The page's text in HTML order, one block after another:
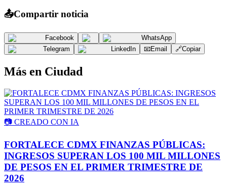
📤Compartir noticia
Facebook
WhatsApp
Telegram
LinkedIn 📧Email 🔗Copiar
Más en Ciudad
📷 CREADO CON IA
FORTALECE CDMX FINANZAS PÚBLICAS:
INGRESOS SUPERAN LOS 100 MIL MILLONES
DE PESOS EN EL PRIMER TRIMESTRE DE
2026